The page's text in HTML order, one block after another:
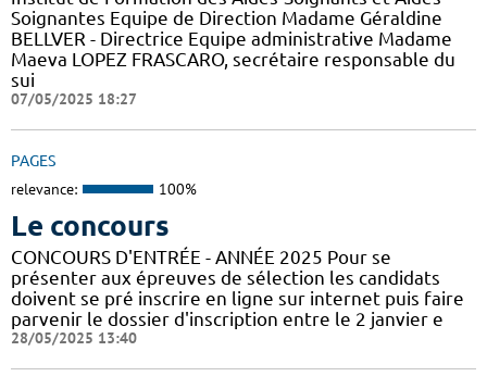
Soignantes Equipe de Direction Madame Géraldine
BELLVER - Directrice Equipe administrative Madame
Maeva LOPEZ FRASCARO, secrétaire responsable du
sui
07/05/2025 18:27
PAGES
relevance: 100%
Le concours
CONCOURS D'ENTRÉE - ANNÉE 2025 Pour se
présenter aux épreuves de sélection les candidats
doivent se pré inscrire en ligne sur internet puis faire
parvenir le dossier d'inscription entre le 2 janvier e
28/05/2025 13:40